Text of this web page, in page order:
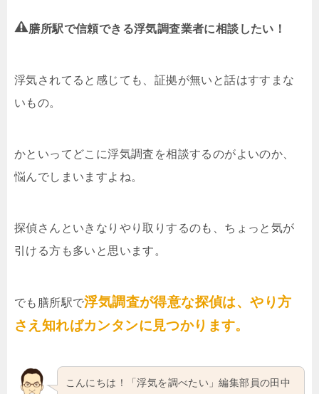
膳所駅で信頼できる浮気調査業者に相談したい！
浮気されてると感じても、証拠が無いと話はすすまな
いもの。
かといってどこに浮気調査を相談するのがよいのか、
悩んでしまいますよね。
探偵さんといきなりやり取りするのも、ちょっと気が
引ける方も多いと思います。
でも膳所駅で浮気調査が得意な探偵は、やり方
さえ知ればカンタンに見つかります。
こんにちは！「浮気を調べたい」編集部員の田中